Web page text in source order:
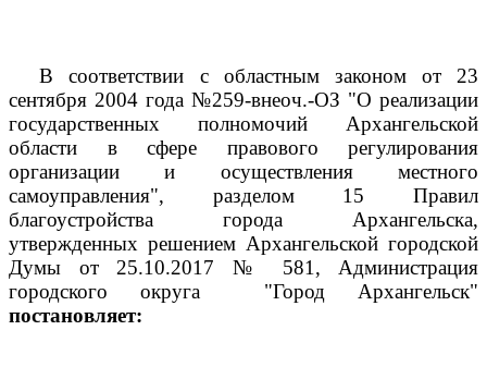
В соответствии с областным законом от 23
сентября 2004 года №259-внеоч.-ОЗ "О реализации
государственных полномочий Архангельской
области в сфере правового регулирования
организации и осуществления местного
самоуправления", разделом 15 Правил
благоустройства города Архангельска,
утвержденных решением Архангельской городской
Думы от 25.10.2017 № 581, Администрация
городского округа
"Город Архангельск"
постановляет: